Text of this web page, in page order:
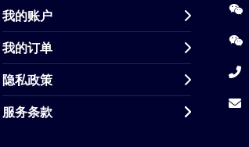
我的账户
我的订单
隐私政策
服务条款